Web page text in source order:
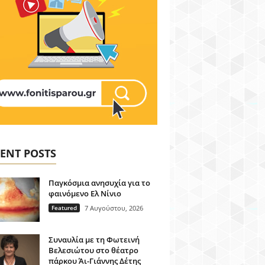
POSTS
Παγκόσμια ανησυχία για το
φαινόμενο Ελ Νίνιο
Featured 7 Αυγούστου, 2026
Συναυλία με τη Φωτεινή
Βελεσιώτου στο θέατρο
πάρκου Άι-Γιάννης Δέτης